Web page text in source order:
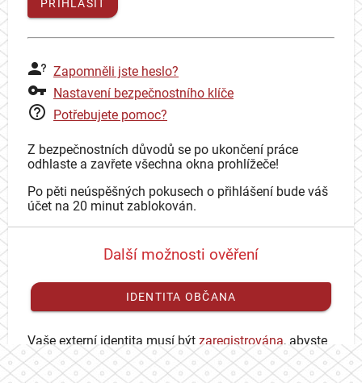
PŘIHLÁSIT
Zapomněli jste heslo?
Nastavení bezpečnostního klíče
Potřebujete pomoc?
Z bezpečnostních důvodů se po ukončení práce
odhlaste a zavřete všechna okna prohlížeče!
Po pěti neúspěšných pokusech o přihlášení bude váš
účet na 20 minut zablokován.
Další možnosti ověření
IDENTITA OBČANA
Vaše externí identita musí být zaregistrována, abyste
se mohli přihlásit ke svému CAS účtu.